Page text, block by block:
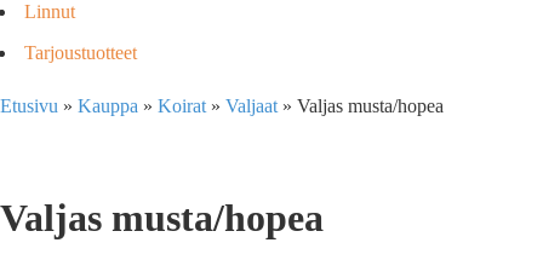
Linnut
Tarjoustuotteet
Etusivu » Kauppa » Koirat » Valjaat » Valjas musta/hopea
Valjas musta/hopea